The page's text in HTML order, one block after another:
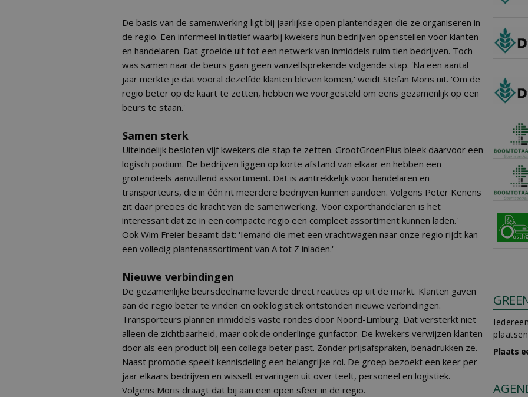
De basis van de samenwerking ligt bij jaarlijkse open plantendagen die ze organiseren in
de regio. Een informeel initiatief waarbij kwekers hun bedrijven openstellen voor klanten
en handelaren. Dat groeide uit tot een netwerk van inmiddels ruim tien bedrijven. Toch
was samen naar de beurs gaan geen vanzelfsprekende volgende stap. 'Na een aantal
jaar merkte je dat vooral dezelfde klanten bleven komen,' weidt Stefan Moris uit. 'Om de
regio beter op de kaart te zetten, hebben we voorgesteld om eens gezamenlijk op een
beurs te staan.'
Samen sterk
Uiteindelijk besloten vijf kwekers die stap te zetten. GrootGroenPlus bleek daarvoor een
logisch podium. De bedrijven liggen op korte afstand van elkaar en hebben een
grotendeels aanvullend assortiment. Dat is aantrekkelijk voor handelaren en
transporteurs, die in één rit meerdere bedrijven kunnen aandoen. Volgens Peter Kenens
zit daar precies de kracht van de samenwerking. 'Voor exporthandelaren is het
interessant dat ze in een compacte regio een compleet assortiment kunnen laden.'
Ook Wim Freier beaamt dat: 'Iemand die met een vrachtwagen naar onze regio rijdt kan
een volledig plantenassortiment van A tot Z inladen.'
Nieuwe verbindingen
De gezamenlijke beursdeelname leverde direct reacties op uit de markt. Klanten gaven
aan de regio beter te vinden en ook logistiek ontstonden nieuwe verbindingen.
Transporteurs plannen inmiddels vaste rondes door Noord-Limburg. Dat versterkt niet
alleen de zichtbaarheid, maar ook de onderlinge gunfactor. De kwekers verwijzen klanten
door als een product bij een collega beter past. Zonder prijsafspraken, benadrukken ze.
Naast promotie speelt kennisdeling een belangrijke rol. De groep bezoekt een keer per
jaar elkaars bedrijven en wisselt ervaringen uit over teelt, personeel en logistiek.
Volgens Moris draagt dat bij aan een open sfeer in de regio.
Plaats